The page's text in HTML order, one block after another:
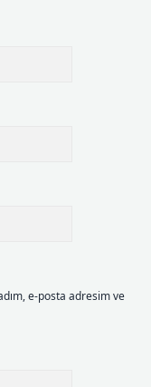
e-posta adresim ve